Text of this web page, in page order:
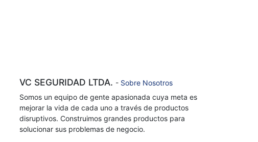
VC SEGURIDAD LTDA. - Sobre Nosotros
Somos un equipo de gente apasionada cuya meta es
mejorar la vida de cada uno a través de productos
disruptivos. Construimos grandes productos para
solucionar sus problemas de negocio.